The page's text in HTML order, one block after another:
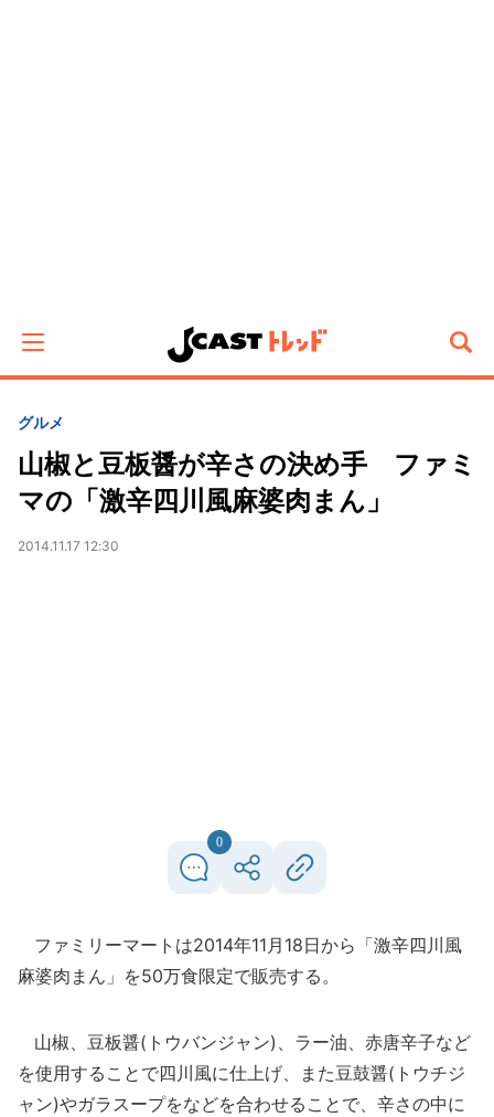
グルメ
山椒と豆板醤が辛さの決め手 ファミ
マの「激辛四川風麻婆肉まん」
2014.11.17 12:30
0
ファミリーマートは2014年11月18日から「激辛四川風
麻婆肉まん」を50万食限定で販売する。
山椒、豆板醤(トウバンジャン)、ラー油、赤唐辛子など
を使用することで四川風に仕上げ、また豆鼓醤(トウチジ
ャン)やガラスープをなどを合わせることで、辛さの中に